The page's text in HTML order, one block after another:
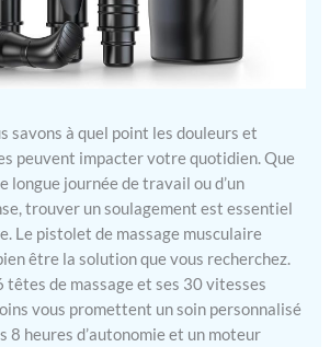
savons à quel point les douleurs et
peuvent impacter votre quotidien. Que
longue journée de travail ou d’un
trouver un soulagement est essentiel
Le pistolet de massage musculaire
être la solution que vous recherchez.
têtes de massage et ses 30 vitesses
vous promettent un soin personnalisé
8 heures d’autonomie et un moteur